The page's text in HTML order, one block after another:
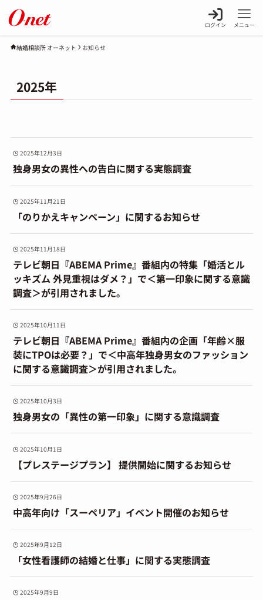
ログイン メニュー
結婚相談所 オーネット お知らせ
2025年
2025年12月3日
独身男女の異性への告白に関する実態調査
2025年11月21日
「のりかえキャンペーン」に関するお知らせ
2025年11月18日
テレビ朝日『ABEMA Prime』番組内の特集「婚活とル
ッキズム 外見重視はダメ？」で＜第一印象に関する意識
調査＞が引用されました。
2025年10月11日
テレビ朝日『ABEMA Prime』番組内の企画「年齢×服
装にTPOは必要？」で＜中高年独身男女のファッション
に関する意識調査＞が引用されました。
2025年10月3日
独身男女の「異性の第一印象」に関する意識調査
2025年10月1日
【プレステージプラン】 提供開始に関するお知らせ
2025年9月26日
中高年向け「スーペリア」イベント開催のお知らせ
2025年9月12日
「女性看護師の結婚と仕事」に関する実態調査
2025年9月9日